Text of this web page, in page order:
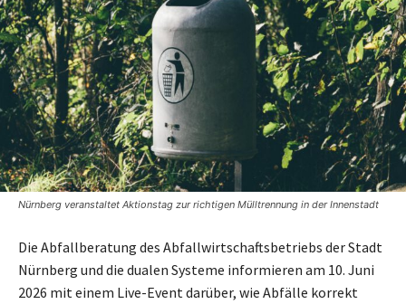
Nürnberg veranstaltet Aktionstag zur richtigen Mülltrennung in der Innenstadt
Die Abfallberatung des Abfallwirtschaftsbetriebs der Stadt
Nürnberg und die dualen Systeme informieren am 10. Juni
2026 mit einem Live-Event darüber, wie Abfälle korrekt